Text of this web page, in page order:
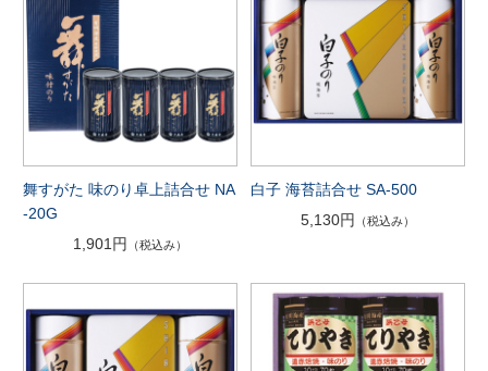
舞すがた 味のり卓上詰合せ NA
-20G
1,901円 （税込み）
白子 海苔詰合せ SA-500
5,130円
（税込み）